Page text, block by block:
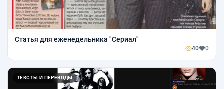
Статья для еженедельника "Сериал"
40 0
ТЕКСТЫ И ПЕРЕВОДЫ